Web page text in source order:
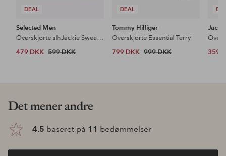
DEAL
Selected Men
Overskjorte slhJackie Sweat Jacket
479 DKK 599 DKK
DEAL
Tommy Hilfiger
Overskjorte Essential Terry
799 DKK 999 DKK
Jack
359
Det mener andre
4.5 baseret på 11 bedømmelser